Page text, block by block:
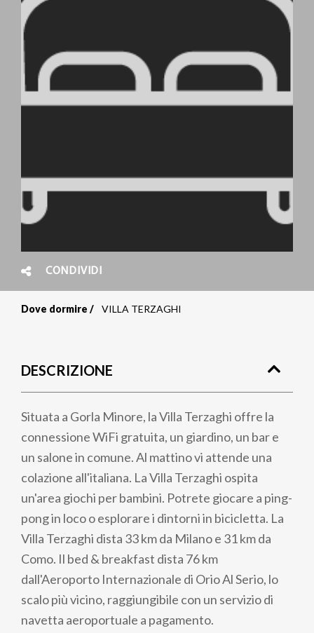
CONDIVIDI
pane
Dove dormire VILLA TERZAGHI
DESCRIZIONE
Situata a Gorla Minore, la Villa Terzaghi offre la
connessione WiFi gratuita, un giardino, un bar e
un salone in comune. Al mattino vi attende una
colazione all'italiana. La Villa Terzaghi ospita
un'area giochi per bambini. Potrete giocare a ping-
pong in loco o esplorare i dintorni in bicicletta. La
Villa Terzaghi dista 33 km da Milano e 31 km da
Como. Il bed & breakfast dista 76 km
dall'Aeroporto Internazionale di Orio Al Serio, lo
scalo più vicino, raggiungibile con un servizio di
navetta aeroportuale a pagamento.